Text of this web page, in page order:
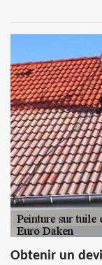
Obtenir un